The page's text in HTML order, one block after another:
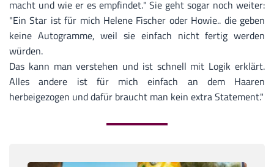
macht und wie er es empfindet." Sie geht sogar noch weiter:
"Ein Star ist für mich Helene Fischer oder Howie.. die geben
keine Autogramme, weil sie einfach nicht fertig werden
würden.
Das kann man verstehen und ist schnell mit Logik erklärt.
Alles andere ist für mich einfach an dem Haaren
herbeigezogen und dafür braucht man kein extra Statement."